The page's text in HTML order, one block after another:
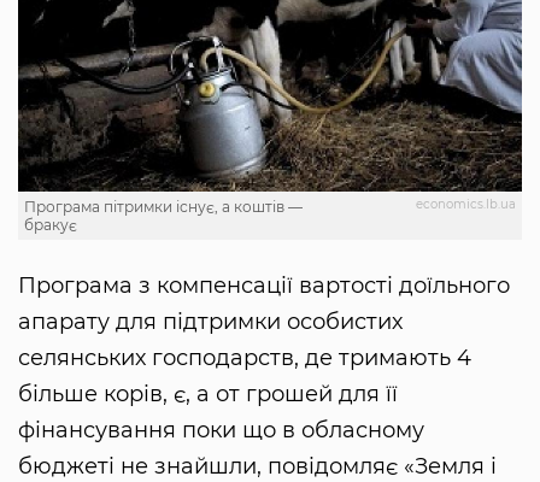
economics.lb.ua
Програма пітримки існує, а коштів —
бракує
Програма з компенсації вартості доїльного
апарату для підтримки особистих
селянських господарств, де тримають 4
більше корів, є, а от грошей для її
фінансування поки що в обласному
бюджеті не знайшли, повідомляє «Земля і